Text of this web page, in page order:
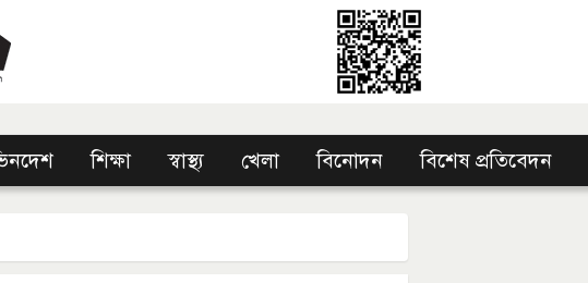
শিক্ষা স্বাস্থ্য খেলা বিনোদন বিশেষ প্রতিবেদন